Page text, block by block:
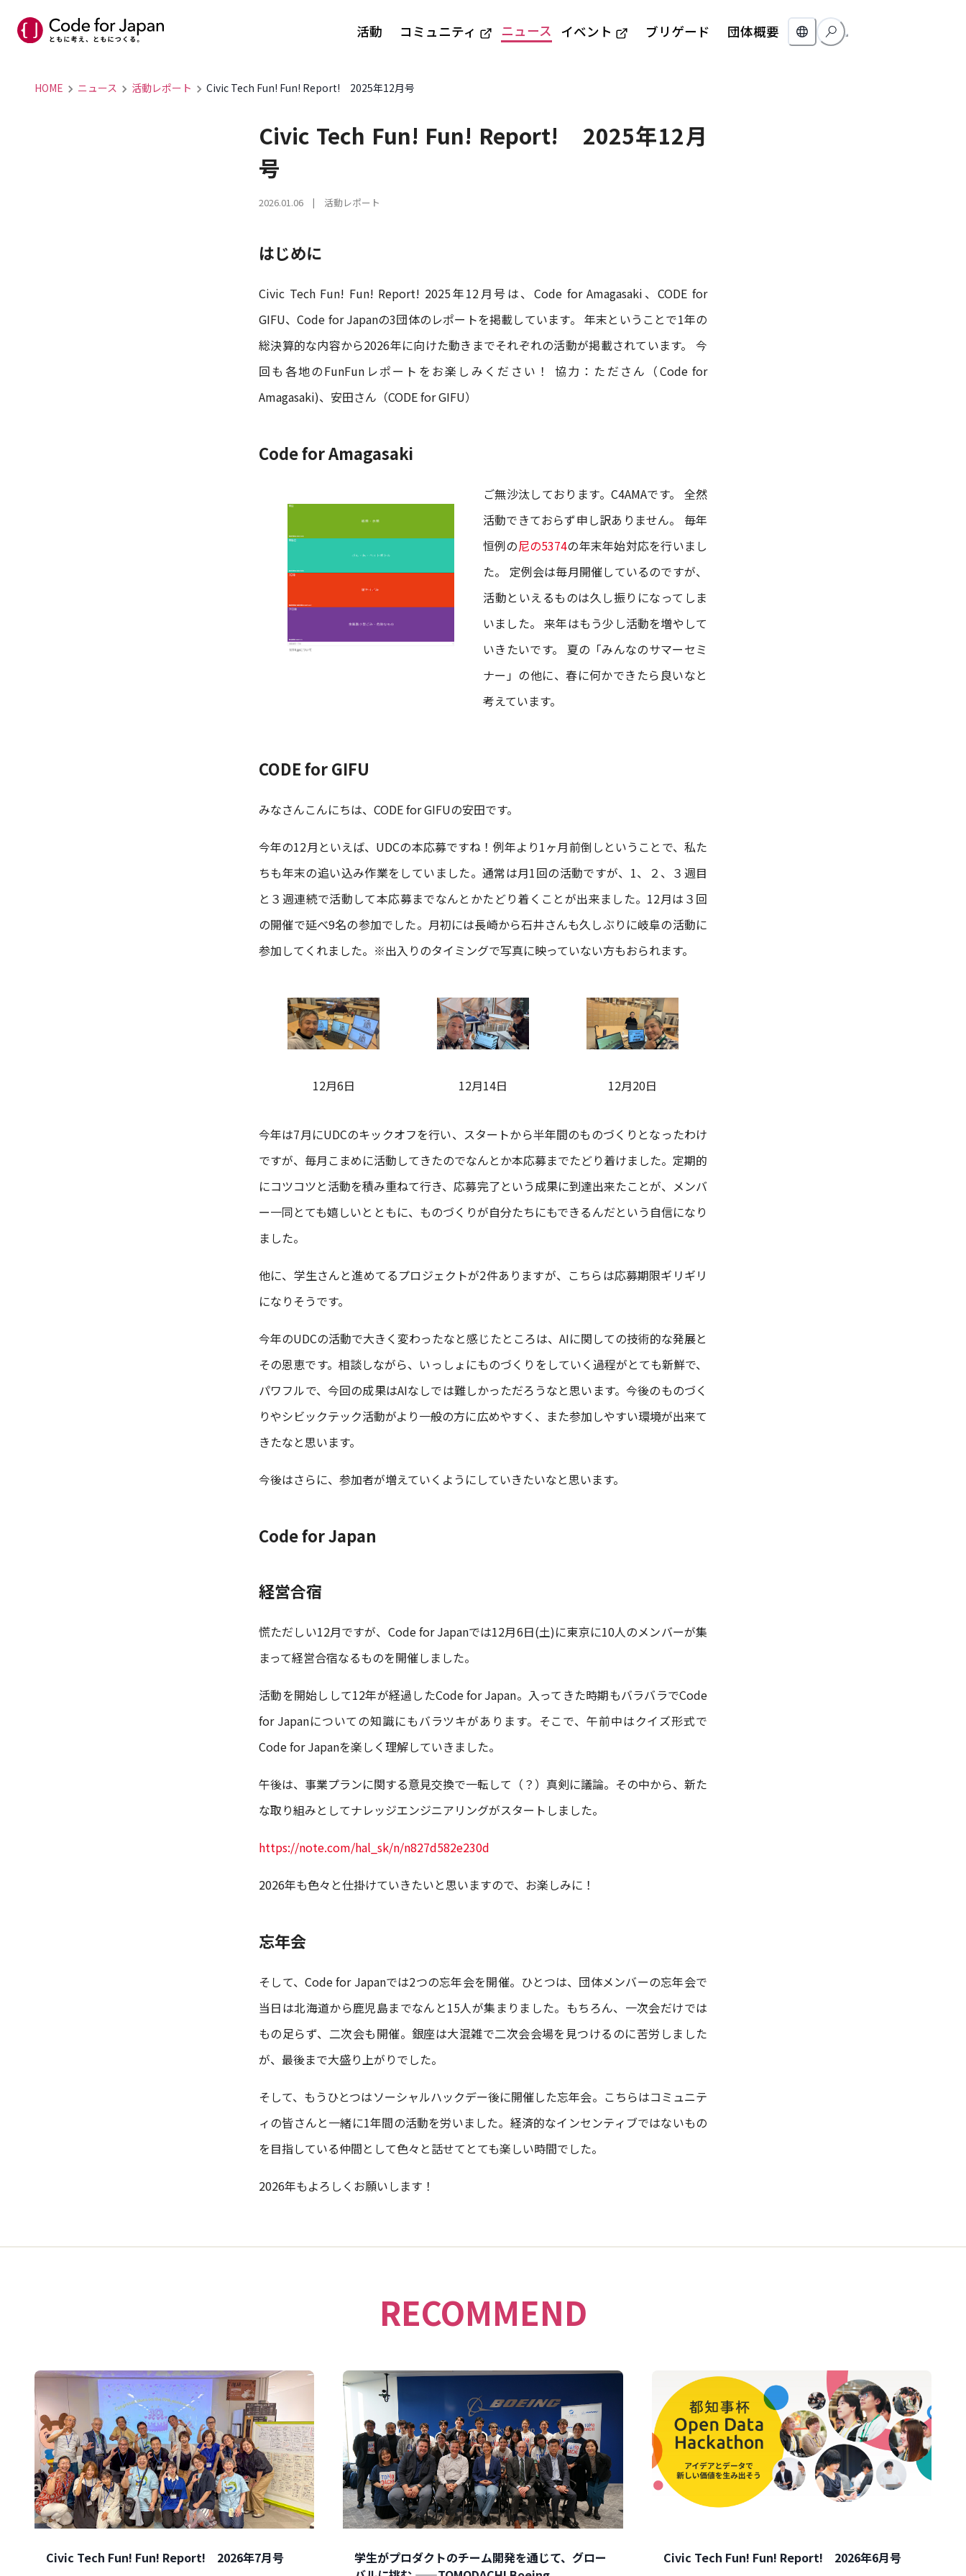
活動 コミュニティ ニュース イベント ブリゲード 団体概要
HOME ニュース 活動レポート Civic Tech Fun! Fun! Report! 2025年12月号
Civic Tech Fun! Fun! Report! 2025年12月
号
2026.01.06 | 活動レポート
はじめに
Civic Tech Fun! Fun! Report! 2025年12月号は、Code for Amagasaki、CODE for
GIFU、Code for Japanの3団体のレポートを掲載しています。 年末ということで1年の
総決算的な内容から2026年に向けた動きまでそれぞれの活動が掲載されています。 今
回も各地のFunFunレポートをお楽しみください！ 協力：たださん（Code for
Amagasaki)、安田さん（CODE for GIFU）
Code for Amagasaki
ご無沙汰しております。C4AMAです。 全然
活動できておらず申し訳ありません。 毎年
恒例の尼の5374の年末年始対応を行いまし
た。 定例会は毎月開催しているのですが、
活動といえるものは久し振りになってしま
いました。 来年はもう少し活動を増やして
いきたいです。 夏の「みんなのサマーセミ
ナー」の他に、春に何かできたら良いなと
考えています。
CODE for GIFU
みなさんこんにちは、CODE for GIFUの安田です。
今年の12月といえば、UDCの本応募ですね！例年より1ヶ月前倒しということで、私た
ちも年末の追い込み作業をしていました。通常は月1回の活動ですが、1、２、３週目
と３週連続で活動して本応募までなんとかたどり着くことが出来ました。12月は３回
の開催で延べ9名の参加でした。月初には長崎から石井さんも久しぶりに岐阜の活動に
参加してくれました。※出入りのタイミングで写真に映っていない方もおられます。
12月6日 12月14日 12月20日
今年は7月にUDCのキックオフを行い、スタートから半年間のものづくりとなったわけ
ですが、毎月こまめに活動してきたのでなんとか本応募までたどり着けました。定期的
にコツコツと活動を積み重ねて行き、応募完了という成果に到達出来たことが、メンバ
ー一同とても嬉しいとともに、ものづくりが自分たちにもできるんだという自信になり
ました。
他に、学生さんと進めてるプロジェクトが2件ありますが、こちらは応募期限ギリギリ
になりそうです。
今年のUDCの活動で大きく変わったなと感じたところは、AIに関しての技術的な発展と
その恩恵です。相談しながら、いっしょにものづくりをしていく過程がとても新鮮で、
パワフルで、今回の成果はAIなしでは難しかっただろうなと思います。今後のものづく
りやシビックテック活動がより一般の方に広めやすく、また参加しやすい環境が出来て
きたなと思います。
今後はさらに、参加者が増えていくようにしていきたいなと思います。
Code for Japan
経営合宿
慌ただしい12月ですが、Code for Japanでは12月6日(土)に東京に10人のメンバーが集
まって経営合宿なるものを開催しました。
活動を開始しして12年が経過したCode for Japan。入ってきた時期もバラバラでCode
for Japanについての知識にもバラツキがあります。そこで、午前中はクイズ形式で
Code for Japanを楽しく理解していきました。
午後は、事業プランに関する意見交換で一転して（？）真剣に議論。その中から、新た
な取り組みとしてナレッジエンジニアリングがスタートしました。
https://note.com/hal_sk/n/n827d582e230d
2026年も色々と仕掛けていきたいと思いますので、お楽しみに！
忘年会
そして、Code for Japanでは2つの忘年会を開催。ひとつは、団体メンバーの忘年会で
当日は北海道から鹿児島までなんと15人が集まりました。もちろん、一次会だけでは
もの足らず、二次会も開催。銀座は大混雑で二次会会場を見つけるのに苦労しました
が、最後まで大盛り上がりでした。
そして、もうひとつはソーシャルハックデー後に開催した忘年会。こちらはコミュニテ
ィの皆さんと一緒に1年間の活動を労いました。経済的なインセンティブではないもの
を目指している仲間として色々と話せてとても楽しい時間でした。
2026年もよろしくお願いします！
RECOMMEND
Civic Tech Fun! Fun! Report! 2026年7月号
学生がプロダクトのチーム開発を通じて、グロー
Civic Tech Fun! Fun! Report! 2026年6月号